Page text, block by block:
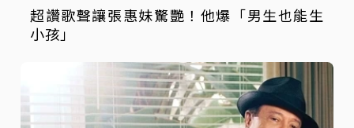
超讚歌聲讓張惠妹驚艷！他爆「男生也能生
小孩」